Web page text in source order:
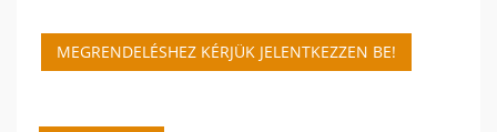
MEGRENDELÉSHEZ KÉRJÜK JELENTKEZZEN BE!